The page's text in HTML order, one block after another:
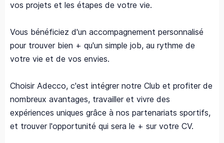
vos projets et les étapes de votre vie.
Vous bénéficiez d'un accompagnement personnalisé
pour trouver bien + qu'un simple job, au rythme de
votre vie et de vos envies.
Choisir Adecco, c'est intégrer notre Club et profiter de
nombreux avantages, travailler et vivre des
expériences uniques grâce à nos partenariats sportifs,
et trouver l'opportunité qui sera le + sur votre CV.